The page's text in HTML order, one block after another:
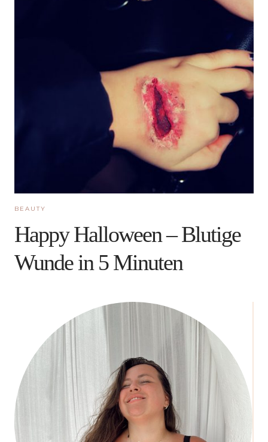
BEAUTY
Happy Halloween – Blutige
Wunde in 5 Minuten